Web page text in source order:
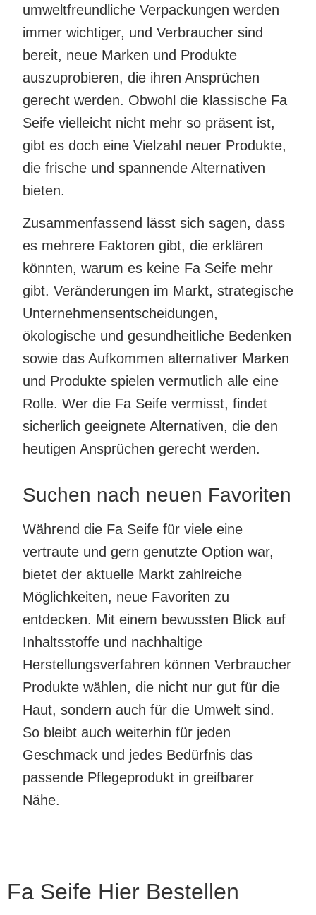
umweltfreundliche Verpackungen werden
immer wichtiger, und Verbraucher sind
bereit, neue Marken und Produkte
auszuprobieren, die ihren Ansprüchen
gerecht werden. Obwohl die klassische Fa
Seife vielleicht nicht mehr so präsent ist,
gibt es doch eine Vielzahl neuer Produkte,
die frische und spannende Alternativen
bieten.
Zusammenfassend lässt sich sagen, dass
es mehrere Faktoren gibt, die erklären
könnten, warum es keine Fa Seife mehr
gibt. Veränderungen im Markt, strategische
Unternehmensentscheidungen,
ökologische und gesundheitliche Bedenken
sowie das Aufkommen alternativer Marken
und Produkte spielen vermutlich alle eine
Rolle. Wer die Fa Seife vermisst, findet
sicherlich geeignete Alternativen, die den
heutigen Ansprüchen gerecht werden.
Suchen nach neuen Favoriten
Während die Fa Seife für viele eine
vertraute und gern genutzte Option war,
bietet der aktuelle Markt zahlreiche
Möglichkeiten, neue Favoriten zu
entdecken. Mit einem bewussten Blick auf
Inhaltsstoffe und nachhaltige
Herstellungsverfahren können Verbraucher
Produkte wählen, die nicht nur gut für die
Haut, sondern auch für die Umwelt sind.
So bleibt auch weiterhin für jeden
Geschmack und jedes Bedürfnis das
passende Pflegeprodukt in greifbarer
Nähe.
Fa Seife Hier Bestellen